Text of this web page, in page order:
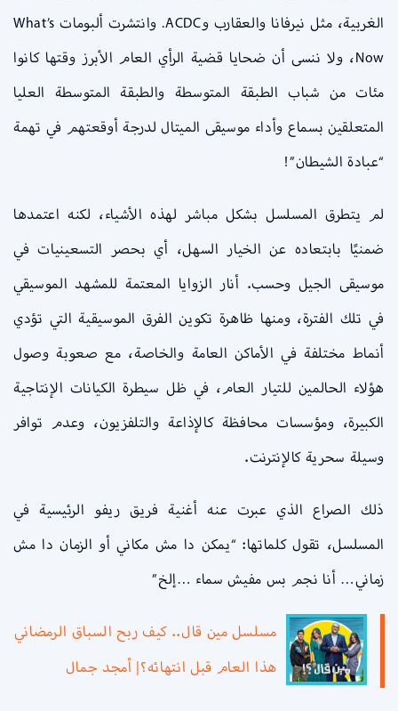
الغربية، مثل نيرفانا والعقارب وACDC. وانتشرت ألبومات What’s
Now، ولا ننسى أن ضحايا قضية الرأي العام الأبرز وقتها كانوا
مئات من شباب الطبقة المتوسطة والطبقة المتوسطة العليا
المتعلقين بسماع وأداء موسيقى الميتال لدرجة أوقعتهم في تهمة
“عبادة الشيطان”!
لم يتطرق المسلسل بشكل مباشر لهذه الأشياء، لكنه اعتمدها
ضمنيًا بابتعاده عن الخيار السهل، أي بحصر التسعينيات في
موسيقى الجيل وحسب. أنار الزوايا المعتمة للمشهد الموسيقي
في تلك الفترة، ومنها ظاهرة تكوين الفرق الموسيقية التي تؤدي
أنماط مختلفة في الأماكن العامة والخاصة، مع صعوبة وصول
هؤلاء الحالمين للتيار العام، في ظل سيطرة الكيانات الإنتاجية
الكبيرة، ومؤسسات محافظة كالإذاعة والتلفزيون، وعدم توافر
وسيلة سحرية كالإنترنت.
ذلك الصراع الذي عبرت عنه أغنية فريق ريفو الرئيسية في
المسلسل، تقول كلماتها: “يمكن دا مش مكاني أو الزمان دا مش
زماني… أنا نجم بس مفيش سماء …إلخ”
مسلسل مين قال.. كيف ربح السباق الرمضاني
هذا العام قبل انتهائه؟| أمجد جمال